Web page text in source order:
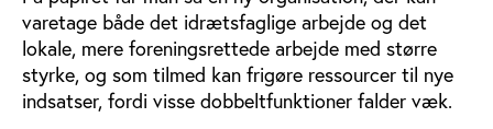
varetage både det idrætsfaglige arbejde og det
lokale, mere foreningsrettede arbejde med større
styrke, og som tilmed kan frigøre ressourcer til nye
indsatser, fordi visse dobbeltfunktioner falder væk.